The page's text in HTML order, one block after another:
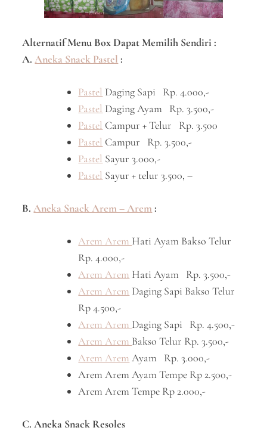
Alternatif Menu Box Dapat Memilih Sendiri :
A.Aneka Snack Pastel :
Pastel Daging Sapi Rp. 4.000,-
Pastel Daging Ayam Rp. 3.500,-
Pastel Campur + Telur Rp. 3.500
Pastel Campur Rp. 3.500,-
Pastel Sayur 3.000,-
Pastel Sayur + telur 3.500, –
B.Aneka Snack Arem – Arem :
Arem Arem Hati Ayam Bakso Telur
Rp. 4.000,-
Arem Arem Hati Ayam Rp. 3.500,-
Arem Arem Daging Sapi Bakso Telur
Rp 4.500,-
Arem Arem Daging Sapi Rp. 4.500,-
Arem Arem Bakso Telur Rp. 3.500,-
Arem Arem Ayam Rp. 3.000,-
Arem Arem Ayam Tempe Rp 2.500,-
Arem Arem Tempe Rp 2.000,-
C. Aneka Snack Resoles